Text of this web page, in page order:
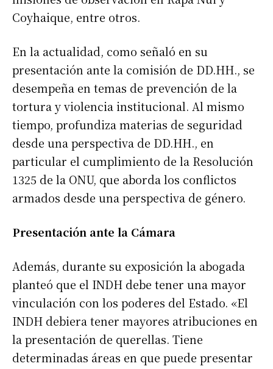
Coyhaique, entre otros.
En la actualidad, como señaló en su
presentación ante la comisión de DD.HH., se
desempeña en temas de prevención de la
tortura y violencia institucional. Al mismo
tiempo, profundiza materias de seguridad
desde una perspectiva de DD.HH., en
particular el cumplimiento de la Resolución
1325 de la ONU, que aborda los conflictos
armados desde una perspectiva de género.
Presentación ante la Cámara
Además, durante su exposición la abogada
planteó que el INDH debe tener una mayor
vinculación con los poderes del Estado. «El
INDH debiera tener mayores atribuciones en
la presentación de querellas. Tiene
determinadas áreas en que puede presentar